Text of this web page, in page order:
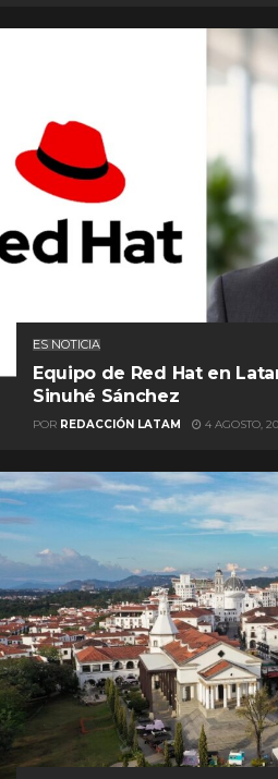
ES NOTICIA
Equipo de Red Hat en
Sinuhé Sánchez
POR REDACCIÓN LATAM 4 AGOSTO,